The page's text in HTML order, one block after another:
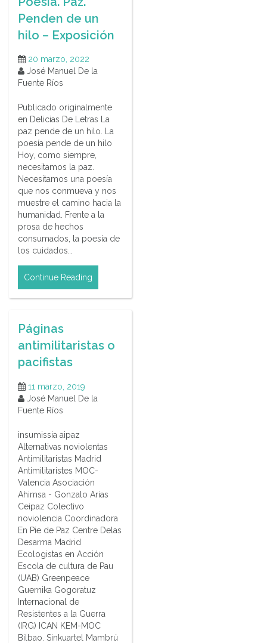
Penden de un
hilo – Exposición
20 marzo, 2022
José Manuel De la
Fuente Ríos
Publicado originalmente
en Delicias De Letras La
paz pende de un hilo. La
poesía pende de un hilo
Hoy, como siempre,
necesitamos la paz.
Necesitamos una poesía
que nos conmueva y nos
muestre el camino hacia la
humanidad. Frente a la
prosa de hechos
consumados, la poesía de
los cuidados…
Continue Reading
Páginas
antimilitaristas o
pacifistas
11 marzo, 2019
José Manuel De la
Fuente Ríos
insumissia aipaz
Alternativas noviolentas
Antimilitaristas Madrid
Antimilitaristes MOC-
Valencia Asociación
Ahimsa - Gonzalo Arias
Ceipaz Colectivo
noviolencia Coordinadora
En Pie de Paz Centre Delas
Desarma Madrid
Ecologistas en Acción
Escola de cultura de Pau
(UAB) Greenpeace
Guernika Gogoratuz
Internacional de
Resistentes a la Guerra
(IRG) ICAN KEM-MOC
Bilbao. Sinkuartel Mambrú